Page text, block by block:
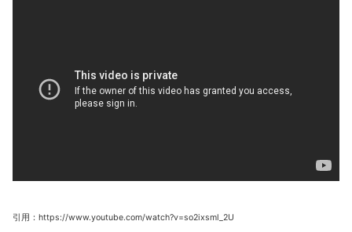
引用：https://www.youtube.com/watch?v=so2ixsml_2U